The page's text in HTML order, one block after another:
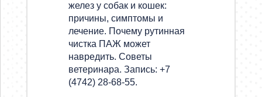
желез у собак и кошек:
причины, симптомы и
лечение. Почему рутинная
чистка ПАЖ может
навредить. Советы
ветеринара. Запись: +7
(4742) 28-68-55.